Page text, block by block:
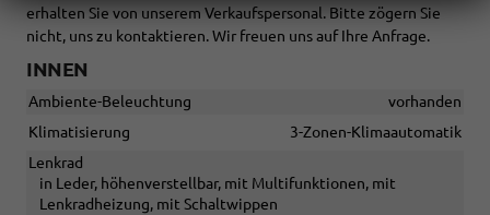
erhalten Sie von unserem Verkaufspersonal. Bitte zögern Sie
nicht, uns zu kontaktieren. Wir freuen uns auf Ihre Anfrage.
INNEN
Ambiente-Beleuchtung
vorhanden
Klimatisierung
3-Zonen-Klimaautomatik
Lenkrad
in Leder, höhenverstellbar, mit Multifunktionen, mit
Lenkradheizung, mit Schaltwippen